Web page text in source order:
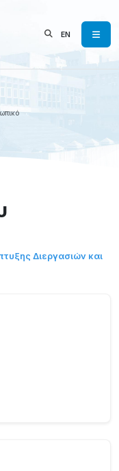
EN
Διεργασιών και